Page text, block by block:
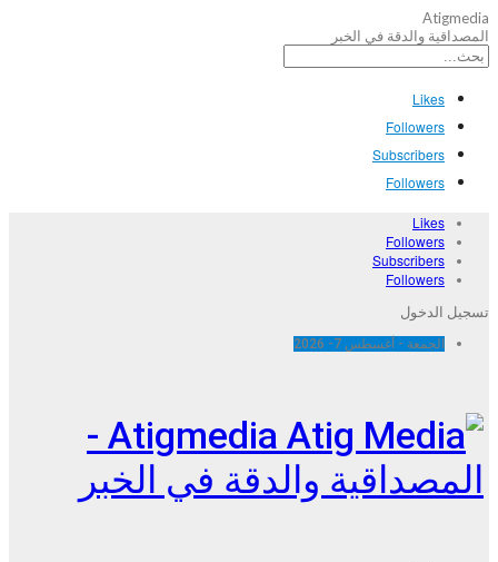
Atigmedia
المصداقية والدقة في الخبر
Likes
Followers
Subscribers
Followers
Likes
Followers
Subscribers
Followers
تسجيل الدخول
الجمعة - أغسطس 7- 2026
Atigmedia -
المصداقية والدقة في الخبر